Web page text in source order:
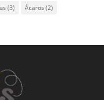
(3) Ácaros (2)